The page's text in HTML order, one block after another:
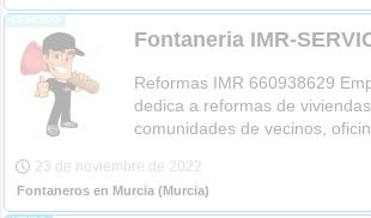
Fontaneria IMR-
Reformas IMR 660938629
dedica a reformas de
comunidades de vecinos,
23 de noviembre de 2022
Fontaneros en Murcia (Murcia)